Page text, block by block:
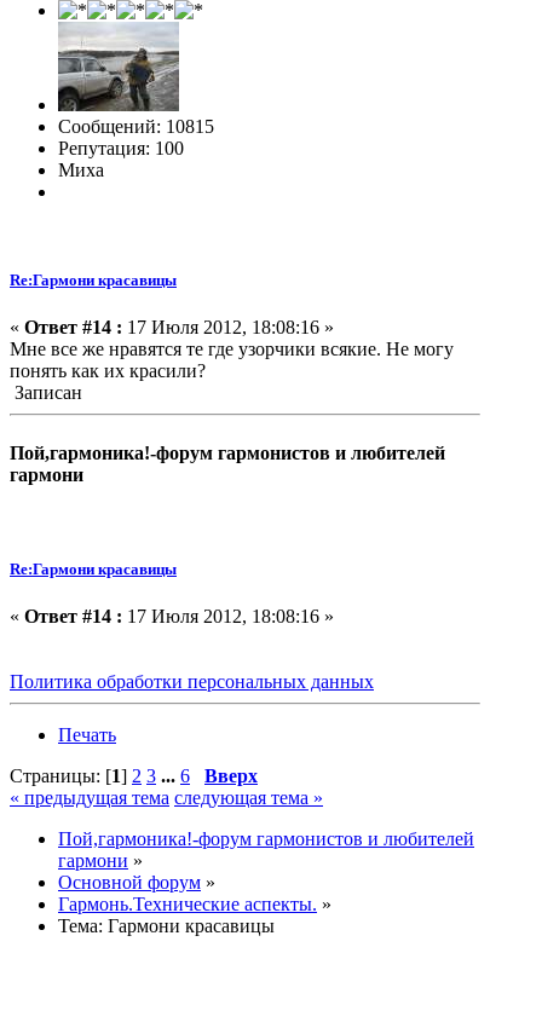
Сообщений: 10815
Репутация: 100
Миха
Re:Гармони красавицы
« Ответ #14 : 17 Июля 2012, 18:08:16 »
Мне все же нравятся те где узорчики всякие. Не могу
понять как их красили?
Записан
Пой,гармоника!-форум гармонистов и любителей
гармони
Re:Гармони красавицы
« Ответ #14 : 17 Июля 2012, 18:08:16 »
Политика обработки персональных данных
Печать
Страницы: [1] 2 3 ... 6
Вверх
« предыдущая тема следующая тема »
Пой,гармоника!-форум гармонистов и любителей
гармони »
Основной форум »
Гармонь.Технические аспекты. »
Тема: Гармони красавицы